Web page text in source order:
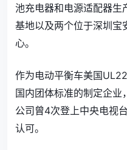
池充电器和电源适配器生
基地以及两个位于深圳宝
心。
作为电动平衡车美国
国内团体标准的制定企业
公司曾4次登上中央电视
认可。